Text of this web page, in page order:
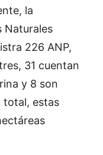
la
Naturales
226 ANP,
31 cuentan
y 8 son
total, estas